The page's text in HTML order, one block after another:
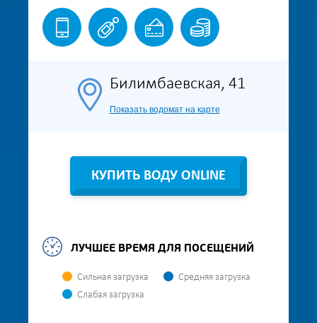
Билимбаевская, 41
Показать водомат на карте
КУПИТЬ ВОДУ ONLINE
ЛУЧШЕЕ ВРЕМЯ ДЛЯ ПОСЕЩЕНИЙ
Сильная загрузка
Средняя загрузка
Слабая загрузка